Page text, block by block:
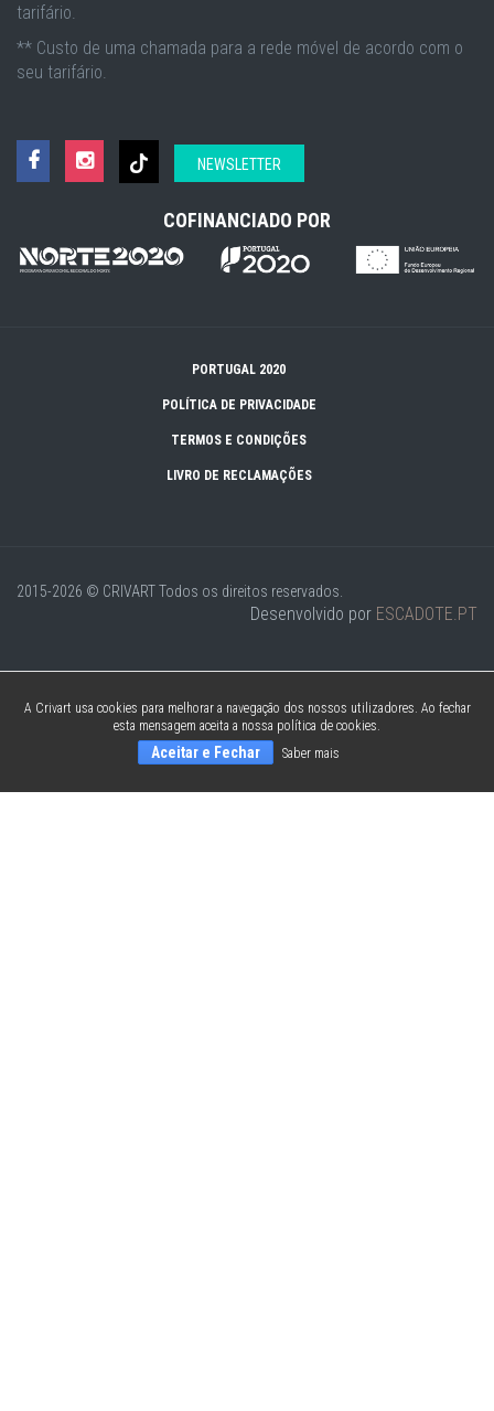
tarifário.
** Custo de uma chamada para a rede móvel de acordo com o
seu tarifário.
NEWSLETTER
COFINANCIADO POR
PORTUGAL 2020
POLÍTICA DE PRIVACIDADE
TERMOS E CONDIÇÕES
LIVRO DE RECLAMAÇÕES
2015-2026 © CRIVARTTodos os direitos reservados.
Desenvolvido por ESCADOTE.PT
A Crivart usa cookies para melhorar a navegação dos nossos utilizadores. Ao fechar
esta mensagem aceita a nossa política de cookies.
Aceitar e Fechar Saber mais